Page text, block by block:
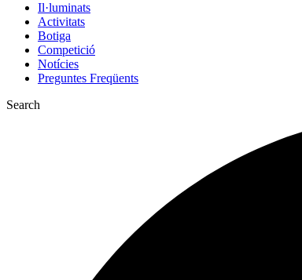
Il·luminats
Activitats
Botiga
Competició
Notícies
Preguntes Freqüents
Search